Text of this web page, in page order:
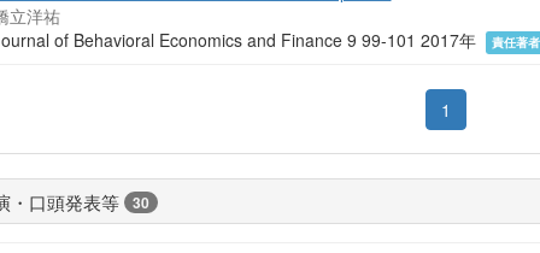
立洋祐
of Behavioral Economics and Finance 9 99-101 2017年
責任著者
1
・口頭発表等 30